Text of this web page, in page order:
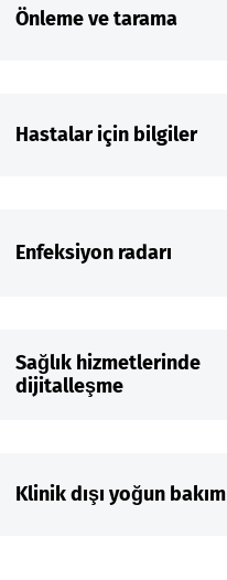
Önleme ve tarama
Hastalar için bilgiler
Enfeksiyon radarı
Sağlık hizmetlerinde
dijitalleşme
Klinik dışı yoğun bakım